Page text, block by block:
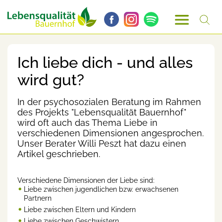
Ich liebe dich - und alles
wird gut?
In der psychosozialen Beratung im Rahmen
des Projekts "Lebensqualität Bauernhof"
wird oft auch das Thema Liebe in
verschiedenen Dimensionen angesprochen.
Unser Berater Willi Peszt hat dazu einen
Artikel geschrieben.
Verschiedene Dimensionen der Liebe sind:
Liebe zwischen jugendlichen bzw. erwachsenen
Partnern
Liebe zwischen Eltern und Kindern